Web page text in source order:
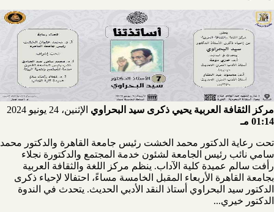
مركز الثقافة العربية يحيي ذكرى سيد البحراوي الإثنين، 24 يونيو 2024
01:14 مـ
تحت رعاية الدكتور محمد الخشت رئيس جامعة القاهرة والدكتور محمد
سامي نائب رئيس الجامعة لشئون خدمة المجتمع والدكتورة نجلاء
رأفت سالم عميدة كلية الآداب. ينظم مركز اللغة والثقافة العربية
بجامعة القاهرة الأربعاء المقبل الخامسة مساءً، احتفالا لإحياء ذكرى
الدكتور سيد البحراوي أستاذ النقد الأدبي الحديث. يتحدث في الندوة
الدكتور خيري...